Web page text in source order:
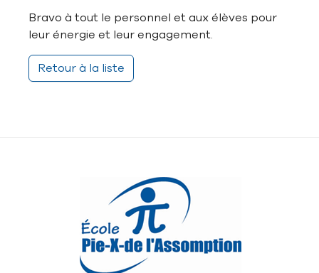
Bravo à tout le personnel et aux élèves pour
leur énergie et leur engagement.
Retour à la liste